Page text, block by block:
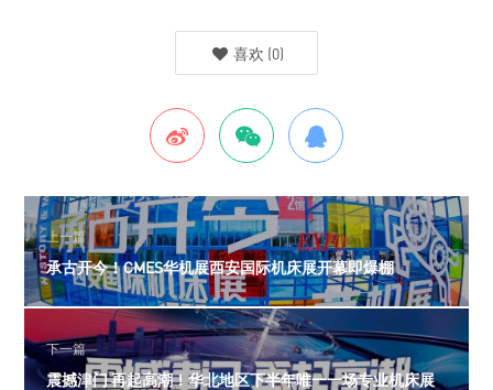
喜欢 (0)
上一篇
承古开今！CMES华机展西安国际机床展开幕即爆棚
下一篇
震撼津门 再起高潮！华北地区下半年唯一一场专业机床展